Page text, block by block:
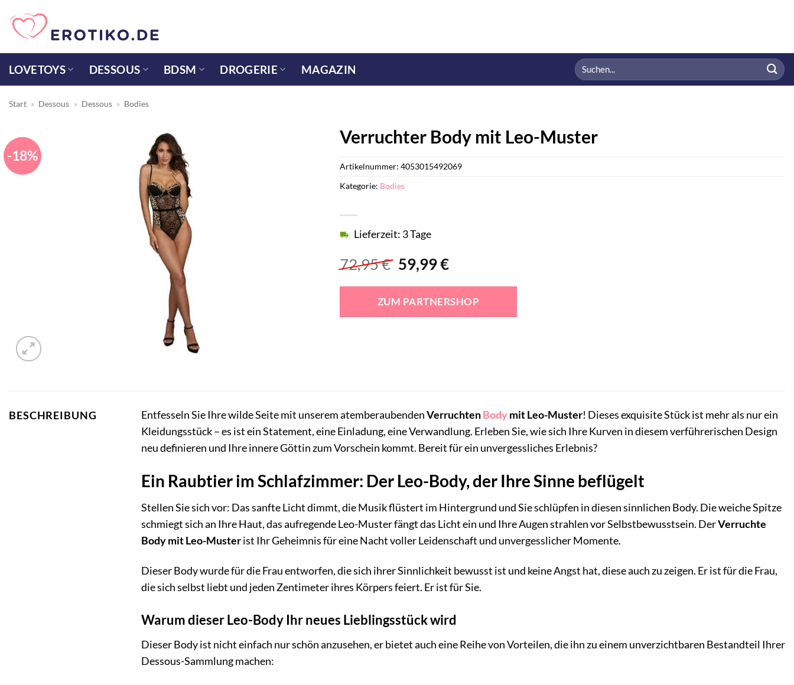
Inhalt
springen
LOVETOYS DESSOUS BDSM DROGERIE MAGAZIN
Suchen
nach:
Start » Dessous » Dessous » Bodies
-18%
Verruchter Body mit Leo-Muster
72,95€ Ursprünglicher
Preis
war:
72,95 €
59,99€Aktueller
ist:
59,99 €.
Lieferzeit: 3 Tage
ZUM PARTNERSHOP
Artikelnummer: 4053015492069
Kategorie: Bodies
BESCHREIBUNG Entfesseln Sie Ihre wilde Seite mit unserem atemberaubendenVerruchtenBodymit Leo-Muster! Dieses exquisite Stück ist mehr als nur ein
Kleidungsstück – es ist ein Statement, eine Einladung, eine Verwandlung. Erleben Sie, wie sich Ihre Kurven in diesem verführerischen Design
neu definieren und Ihre innere Göttin zum Vorschein kommt. Bereit für ein unvergessliches Erlebnis?
Ein Raubtier im Schlafzimmer: Der Leo-Body, der Ihre Sinne beflügelt
Stellen Sie sich vor: Das sanfte Licht dimmt, die Musik flüstert im Hintergrund und Sie schlüpfen in diesen sinnlichen Body. Die weiche Spitze
schmiegt sich an Ihre Haut, das aufregende Leo-Muster fängt das Licht ein und Ihre Augen strahlen vor Selbstbewusstsein. DerVerruchte
Body mit Leo-Musterist Ihr Geheimnis für eine Nacht voller Leidenschaft und unvergesslicher Momente.
Dieser Body wurde für die Frau entworfen, die sich ihrer Sinnlichkeit bewusst ist und keine Angst hat, diese auch zu zeigen. Er ist für die Frau,
die sich selbst liebt und jeden Zentimeter ihres Körpers feiert. Er ist für Sie.
Warum dieser Leo-Body Ihr neues Lieblingsstück wird
Dieser Body ist nicht einfach nur schön anzusehen, er bietet auch eine Reihe von Vorteilen, die ihn zu einem unverzichtbaren Bestandteil Ihrer
Dessous-Sammlung machen: